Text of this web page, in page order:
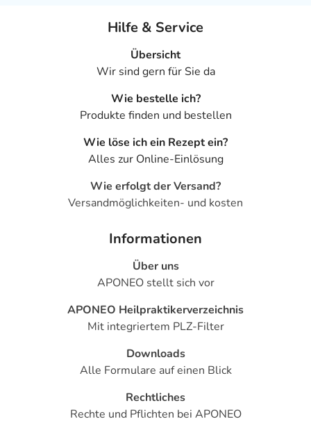
Hilfe & Service
Übersicht
Wir sind gern für Sie da
Wie bestelle ich?
Produkte finden und bestellen
Wie löse ich ein Rezept ein?
Alles zur Online-Einlösung
Wie erfolgt der Versand?
Versandmöglichkeiten- und kosten
Informationen
Über uns
APONEO stellt sich vor
APONEO Heilpraktikerverzeichnis
Mit integriertem PLZ-Filter
Downloads
Alle Formulare auf einen Blick
Rechtliches
Rechte und Pflichten bei APONEO